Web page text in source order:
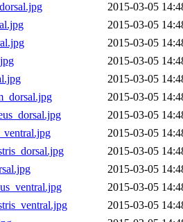
2015-03-05
2015-03-05
2015-03-05
2015-03-05
2015-03-05
2015-03-05
2015-03-05
2015-03-05
2015-03-05
2015-03-05
2015-03-05
2015-03-05